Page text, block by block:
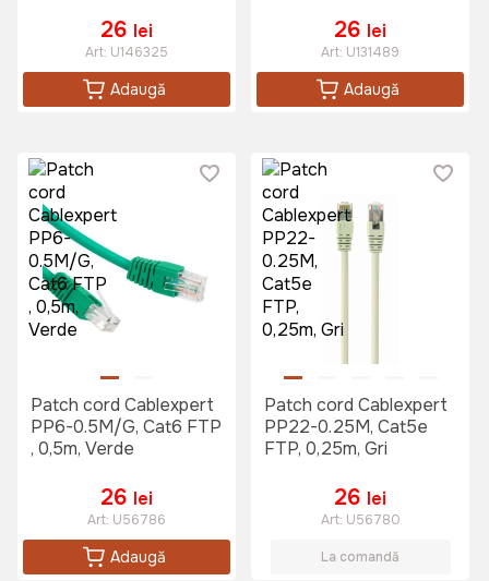
26 lei
Art: U146325
Adaugă
26 lei
Art: U131489
Adaugă
Patch cord Cablexpert
PP6-0.5M/G, Cat6 FTP
, 0,5m, Verde
26 lei
Art: U56786
Adaugă
Patch cord Cablexpert
PP22-0.25M, Cat5e
FTP, 0,25m, Gri
26 lei
Art: U56780
La comandă